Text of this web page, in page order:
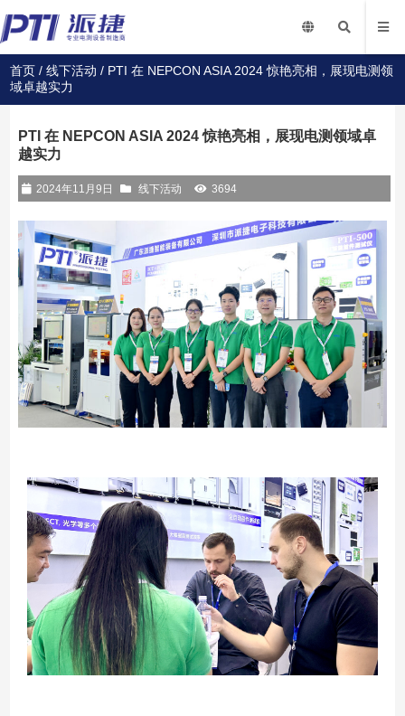
首页 /线下活动 / PTI 在 NEPCON ASIA 2024 惊艳亮相，展现电测领
域卓越实力
PTI 在 NEPCON ASIA 2024 惊艳亮相，展现电测领域卓
越实力
2024年11月9日 线下活动 3694